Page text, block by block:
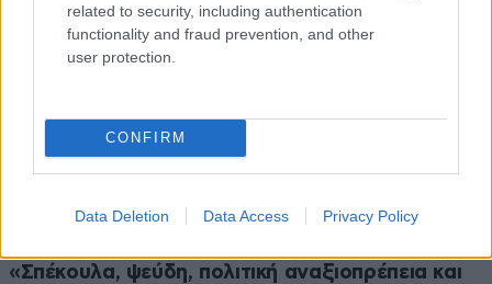
related to security, including authentication
functionality and fraud prevention, and other
user protection.
CONFIRM
Data Deletion Data Access Privacy Policy
ΠΟΛΙΤΙΚΗ07·08·2026 20:19
«Σπέκουλα, ψεύδη, πολιτική αναξιοπρέπεια και